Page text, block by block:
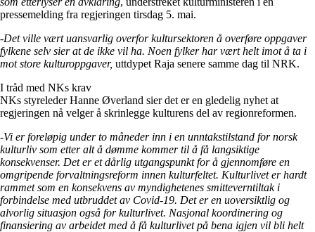
pressemelding fra regjeringen tirsdag 5. mai.
-Det ville vært uansvarlig overfor kultursektoren å overføre oppgaver
fylkene selv sier at de ikke vil ha. Noen fylker har vært helt imot å ta i
mot store kulturoppgaver, uttdypet Raja senere samme dag til NRK.
I tråd med NKs krav
NKs styreleder Hanne Øverland sier det er en gledelig nyhet at
regjeringen nå velger å skrinlegge kulturens del av regionreformen.
-Vi er foreløpig under to måneder inn i en unntakstilstand for norsk
kulturliv som etter alt å dømme kommer til å få langsiktige
konsekvenser. Det er et dårlig utgangspunkt for å gjennomføre en
omgripende forvaltningsreform innen kulturfeltet. Kulturlivet er hardt
rammet som en konsekvens av myndighetenes smitteverntiltak i
forbindelse med utbruddet av Covid-19. Det er en uoversiktlig og
alvorlig situasjon også for kulturlivet. Nasjonal koordinering og
finansiering av arbeidet med å få kulturlivet på bena igjen vil bli helt